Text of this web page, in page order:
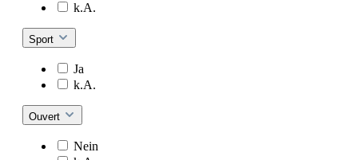
k.A.
Sport
Ja
k.A.
Ouvert
Nein